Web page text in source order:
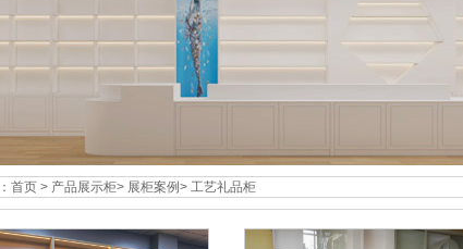
首页 > 产品展示柜> 展柜案例> 工艺礼品柜